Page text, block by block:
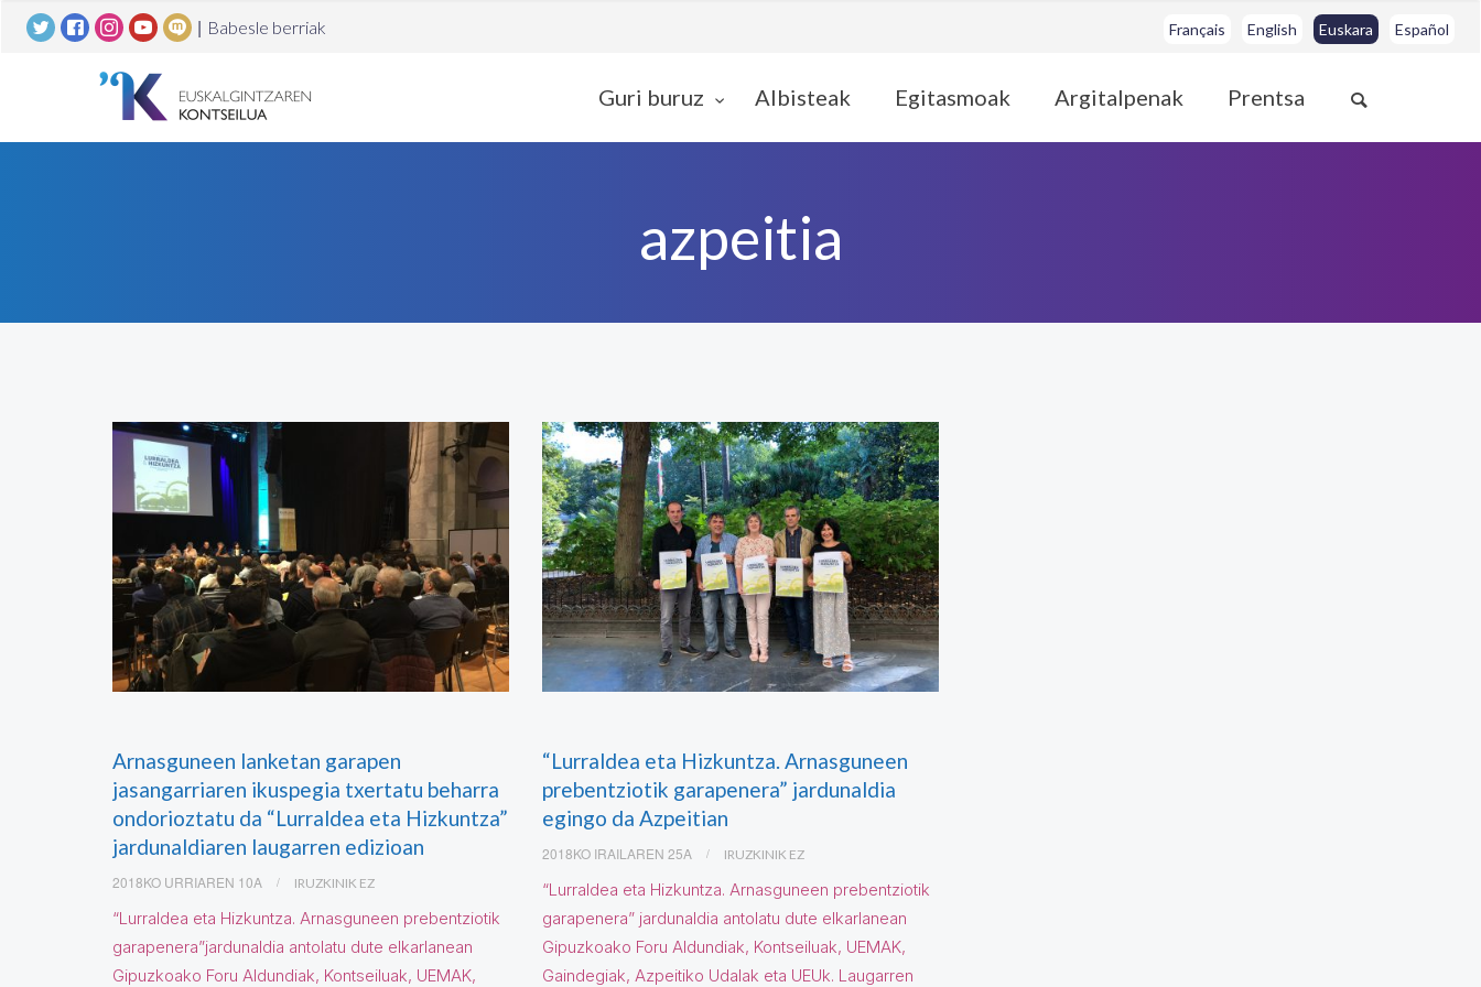
| Babesle berriak Français English Euskara Español
Guri buruz Albisteak Egitasmoak Argitalpenak Prentsa
azpeitia
Arnasguneen lanketan garapen
jasangarriaren ikuspegia txertatu beharra
ondorioztatu da “Lurraldea eta Hizkuntza”
jardunaldiaren laugarren edizioan
2018KO URRIAREN 10A IRUZKINIK EZ
“Lurraldea eta Hizkuntza. Arnasguneen prebentziotik
garapenera”jardunaldia antolatu dute elkarlanean
Gipuzkoako Foru Aldundiak, Kontseiluak, UEMAK,
“Lurraldea eta Hizkuntza. Arnasguneen
prebentziotik garapenera” jardunaldia
egingo da Azpeitian
2018KO IRAILAREN 25A IRUZKINIK EZ
“Lurraldea eta Hizkuntza. Arnasguneen prebentziotik
garapenera” jardunaldia antolatu dute elkarlanean
Gipuzkoako Foru Aldundiak, Kontseiluak, UEMAK,
Gaindegiak, Azpeitiko Udalak eta UEUk. Laugarren